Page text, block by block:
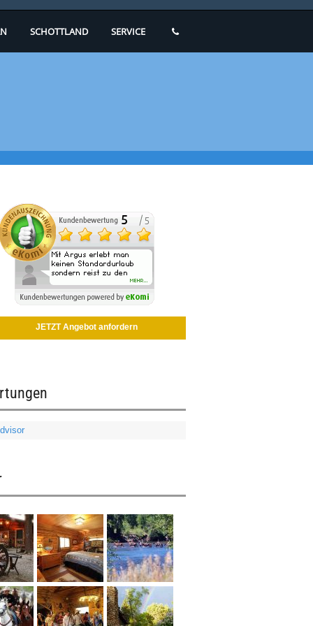
SCHOTTLAND SERVICE
JETZT Angebot anfordern